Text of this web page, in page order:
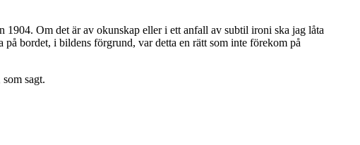
1904. Om det är av okunskap eller i ett anfall av subtil ironi ska jag låta
bordet, i bildens förgrund, var detta en rätt som inte förekom på
sagt.